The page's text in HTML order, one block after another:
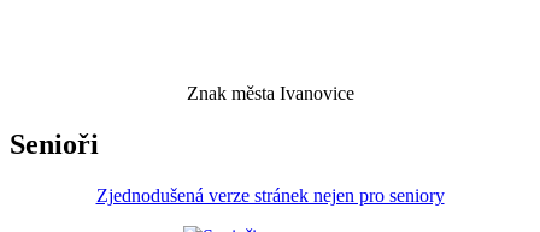
Znak města Ivanovice
Senioři
Zjednodušená verze stránek nejen pro seniory